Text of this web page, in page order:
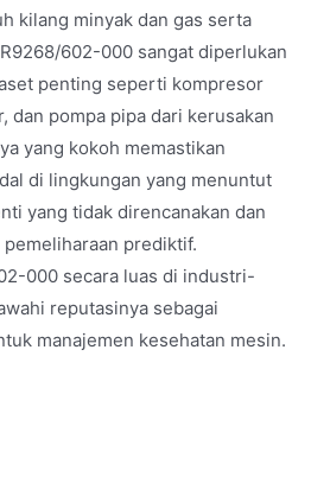
kilang minyak dan gas serta
602-000 sangat diperlukan
penting seperti kompresor
dan pompa pipa dari kerusakan
yang kokoh memastikan
di lingkungan yang menuntut
yang tidak direncanakan dan
prediktif.
000 secara luas di industri-
reputasinya sebagai
manajemen kesehatan mesin.